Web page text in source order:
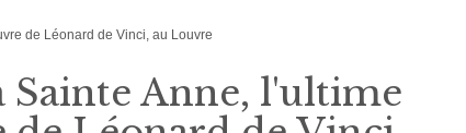
de Léonard de Vinci, au Louvre
Anne, l'ultime